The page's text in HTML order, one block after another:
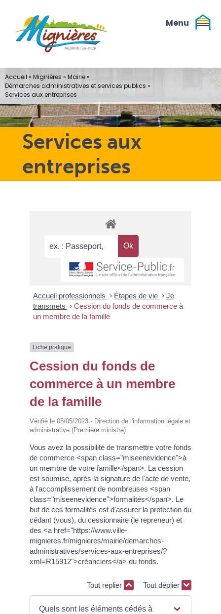
contenu
Services aux
entreprises
Accueil » Mignières » Mairie»
Démarches administratives et services publics »
Services aux entreprises
Accueil professionnels > Étapes de vie > Je
transmets > Cession du fonds de commerce à
un membre de la famille
Fiche pratique
Cession du fonds de
commerce à un membre
de la famille
Vérifié le 05/05/2023 - Direction de l'information légale et
administrative (Première ministre)
Vous avez la possibilité de transmettre votre fonds
de commerce <span class="miseenevidence">à
un membre de votre famille</span>. La cession
est soumise, après la signature de l'acte de vente,
à l'accomplissement de nombreuses <span
class="miseenevidence">formalités</span>. Le
but de ces formalités est d'assurer la protection du
cédant (vous), du cessionnaire (le repreneur) et
des <a href="https://www.ville-
mignieres.fr/mignieres/mairie/demarches-
administratives/services-aux-entreprises/?
xml=R15912">créanciers</a> du fonds.
Tout replier Tout déplier
Quels sont les éléments cédés à